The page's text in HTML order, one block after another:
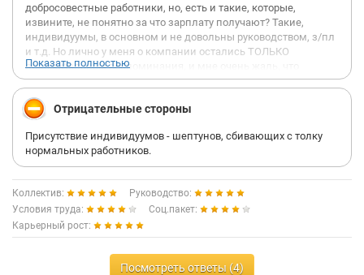
добросовестные работники, но, есть и такие, которые,
извините, не понятно за что зарплату получают? Такие,
индивидуумы, в основном и не довольны руководством, з/пл
и т.д. Но лично у меня о компании остались ТОЛЬКО
положительные воспоминания, и мне очень жаль, что
пришлось расстаться. Руководство (Шпигель Е.Г., Фофонова
И.В.)- прекрасные люди. И мне больно видеть мерзкие
отзывы. Это работа для настоящих профессионалов и людей
учит как в профессиональном плане (работа в команде,
работа на результат), так и в личностном (повышает уровень
личной организованности, молниеносной реакции).
Проработала в компании 2 года. Результат: повышение
уровня профессионализма, хорошие рекомендации, отличное
впечатление о коллективе, в котором работала. Все выплаты
проведены в срок (дата увольнение). А тем, кто жалуется на
задержки и сложности, советую покопаться в себе – просто
так ничего не бывает!!!
Показать полностью
Отрицательные стороны
Присутствие индивидуумов - шептунов, сбивающих с толку
нормальных работников.
Коллектив:
Руководство:
Условия труда:
Соц.пакет:
Карьерный рост:
Посмотреть ответы (4)